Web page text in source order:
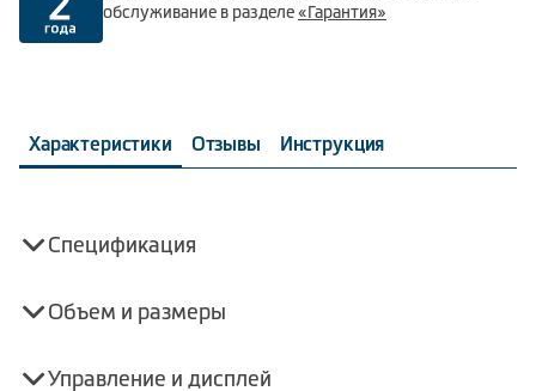
обслуживание в разделе«Гарантия»
Характеристики Отзывы Инструкция
Спецификация
Объем и размеры
Управление и дисплей